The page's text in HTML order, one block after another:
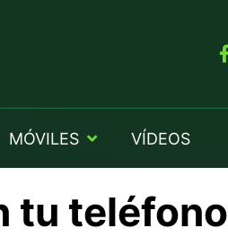
MÓVILES VÍDEOS
tu teléfono